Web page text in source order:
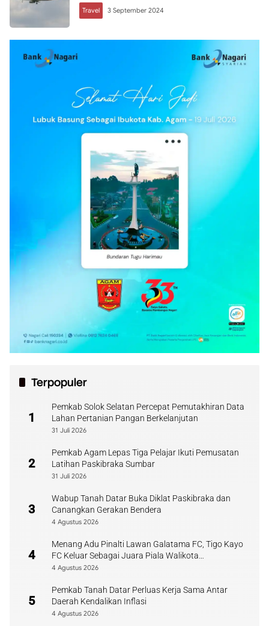
Travel 3 September 2024
Terpopuler
1
Pemkab Solok Selatan Percepat Pemutakhiran Data
Lahan Pertanian Pangan Berkelanjutan
31 Juli 2026
2
Pemkab Agam Lepas Tiga Pelajar Ikuti Pemusatan
Latihan Paskibraka Sumbar
31 Juli 2026
3
Wabup Tanah Datar Buka Diklat Paskibraka dan
Canangkan Gerakan Bendera
4 Agustus 2026
4
Menang Adu Pinalti Lawan Galatama FC, Tigo Kayo
FC Keluar Sebagai Juara Piala Walikota
Payakumbuh
4 Agustus 2026
5
Pemkab Tanah Datar Perluas Kerja Sama Antar
Daerah Kendalikan Inflasi
4 Agustus 2026